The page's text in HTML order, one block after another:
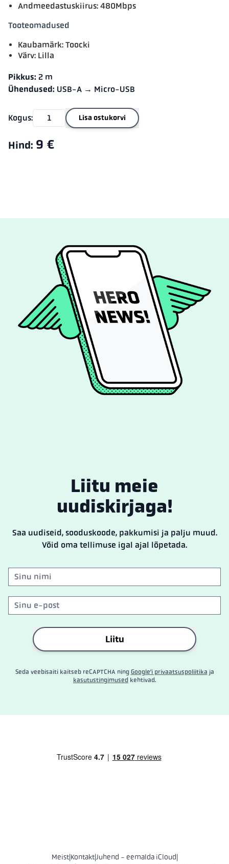
Andmeedastuskiirus: 480Mbps
Tooteomadused
Kaubamärk: Toocki
Värv: Lilla
Pikkus: 2 m
Ühendused: USB-A → Micro-USB
Kogus: Lisa ostukorvi
Hind: 9 €
Liitu meie
uudiskirjaga!
Saa uudiseid, sooduskoode, pakkumisi ja palju muud.
Võid oma tellimuse igal ajal lõpetada.
Liitu
Seda veebisaiti kaitseb reCAPTCHA ning Google’i privaatsuspoliitika ja
kasutustingimused kehtivad.
Meist|Kontakt|Juhend - eemalda iCloud|